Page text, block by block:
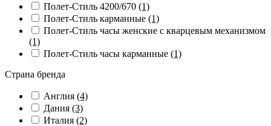
Полет-Стиль 4200/670 (1)
Полет-Стиль карманные (1)
Полет-Стиль часы женские с кварцевым механизмом
(1)
Полет-Стиль часы карманные (1)
Страна бренда
Англия (4)
Дания (3)
Италия (2)